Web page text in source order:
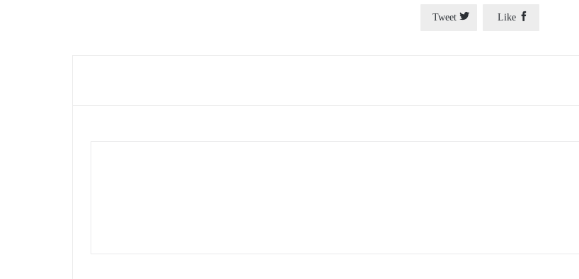

Like

Tweet